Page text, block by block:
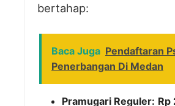
bertahap:
Baca Juga Pendaftaran
Penerbangan Di Medan
Pramugari Reguler: